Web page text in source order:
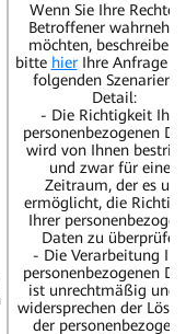
Wenn Sie Ihre Rechte
Betroffener
möchten, beschreiben
bitte hierIhre Anfrage in
folgenden Szenarien
Detail:
- Die Richtigkeit
personenbezogenen
wird von Ihnen
und zwar für einen
Zeitraum, der es uns
ermöglicht, die
Ihrer
Daten zu überprüfen;
- Die Verarbeitung
personenbezogenen
ist unrechtmäßig und
widersprechen der
der